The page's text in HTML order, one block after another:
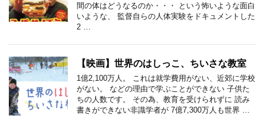
間の体はどうなるのか・・・ という怖いような面白
いような、 監督自らの人体実験をドキュメントした
2 …
【映画】世界のはしっこ、ちいさな教室
1億2,100万人。 これは就学費用がない、近郊に学校
がない。 などの理由で学ぶことができない 子供た
ちの人数です。 その為、教育を受けられずに 読み
書きができない非識学者が 7億7,300万人も世界 …